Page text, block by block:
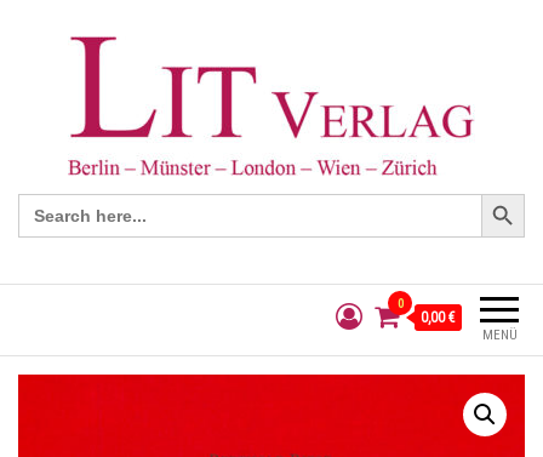
Search
for:
Search Button
MENÜ
0
0,00 €